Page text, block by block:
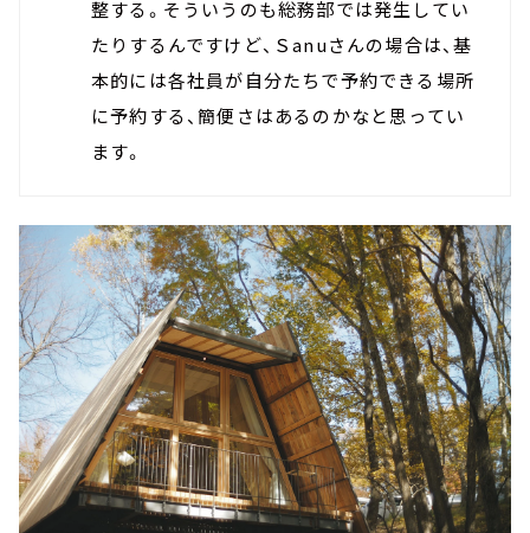
整する。そういうのも総務部では発生してい
たりするんですけど、Ｓanuさんの場合は、基
本的には各社員が自分たちで予約できる場所
に予約する、簡便さはあるのかなと思ってい
ます。